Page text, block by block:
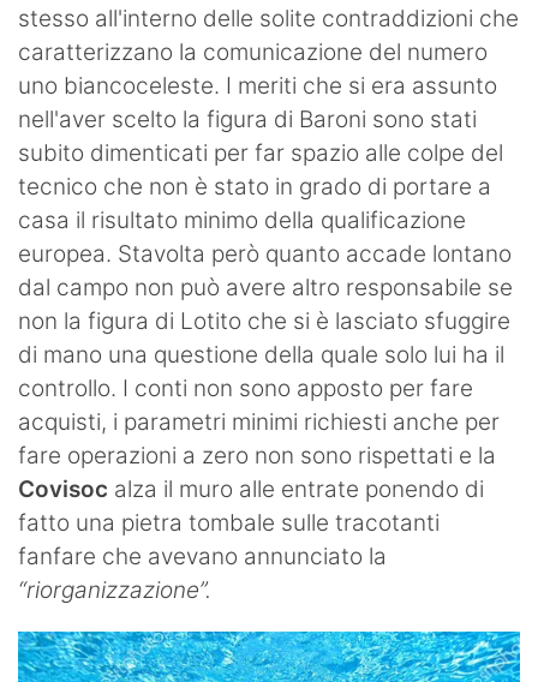
stesso all'interno delle solite contraddizioni che
caratterizzano la comunicazione del numero
uno biancoceleste. I meriti che si era assunto
nell'aver scelto la figura di Baroni sono stati
subito dimenticati per far spazio alle colpe del
tecnico che non è stato in grado di portare a
casa il risultato minimo della qualificazione
europea. Stavolta però quanto accade lontano
dal campo non può avere altro responsabile se
non la figura di Lotito che si è lasciato sfuggire
di mano una questione della quale solo lui ha il
controllo. I conti non sono apposto per fare
acquisti, i parametri minimi richiesti anche per
fare operazioni a zero non sono rispettati e la
Covisoc alza il muro alle entrate ponendo di
fatto una pietra tombale sulle tracotanti
fanfare che avevano annunciato la
“riorganizzazione”.